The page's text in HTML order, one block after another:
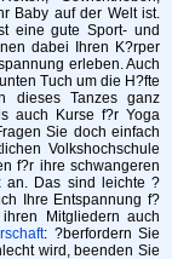
Baby auf der Welt ist.
eine gute Sport- und
dabei Ihren K?rper
erleben. Auch
Tuch um die H?fte
dieses Tanzes ganz
auch Kurse f?r Yoga
Sie doch einfach
Volkshochschule
f?r ihre schwangeren
an. Das sind leichte ?
Ihre Entspannung f?
Mitgliedern auch
: ?berfordern Sie
wird, beenden Sie